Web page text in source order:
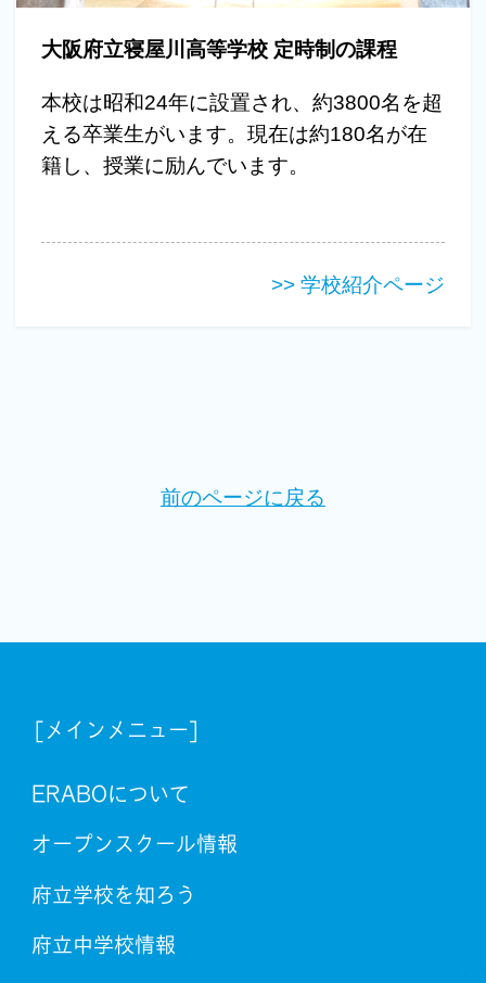
大阪府立寝屋川高等学校 定時制の課程
本校は昭和24年に設置され、約3800名を超
える卒業生がいます。現在は約180名が在
籍し、授業に励んでいます。
>> 学校紹介ページ
前のページに戻る
[メインメニュー]
ERABOについて
オープンスクール情報
府立学校を知ろう
府立中学校情報